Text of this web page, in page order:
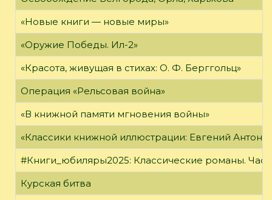
«Новые книги — новые миры»
«Оружие Победы. Ил-2»
«Красота, живущая в стихах: О. Ф. Берггольц»
Операция «Рельсовая война»
«В книжной памяти мгновения войны»
«Классики книжной иллюстрации: Евгений
#Книги_юбиляры2025: Классические романы.
Курская битва